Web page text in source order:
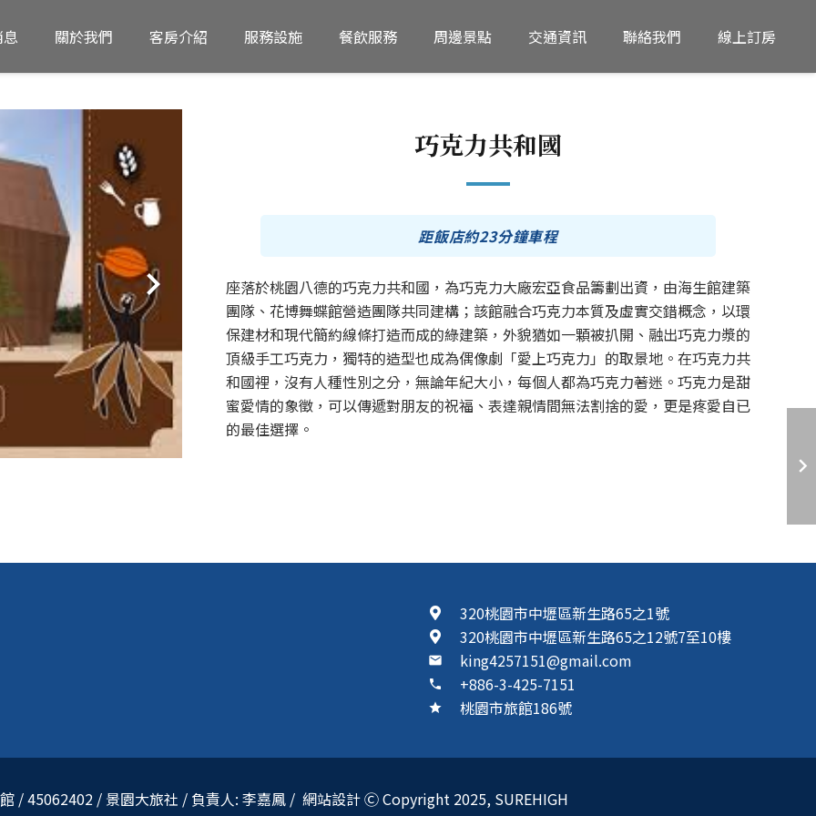
關於我們 客房介紹 服務設施 餐飲服務 周邊景點 交通資訊 聯絡我們 線上訂房
巧克力共和國
距飯店約23分鐘車程
座落於桃園八德的巧克力共和國，為巧克力大廠宏亞食品籌劃出資，由海生館建築
團隊、花博舞蝶館營造團隊共同建構；該館融合巧克力本質及虛實交錯概念，以環
保建材和現代簡約線條打造而成的綠建築，外貌猶如一顆被扒開、融出巧克力漿的
頂級手工巧克力，獨特的造型也成為偶像劇「愛上巧克力」的取景地。在巧克力共
和國裡，沒有人種性別之分，無論年紀大小，每個人都為巧克力著迷。巧克力是甜
蜜愛情的象徵，可以傳遞對朋友的祝福、表達親情間無法割捨的愛，更是疼愛自已
的最佳選擇。
320桃園市中壢區新生路65之1號
320桃園市中壢區新生路65之12號7至10樓
mail king4257151@gmail.com
phone +886-3-425-7151
star 桃園市旅館186號
/ 45062402 / 景園大旅社 / 負責人: 李嘉鳳 / 網站設計 Ⓒ Copyright 2025, SUREHIGH